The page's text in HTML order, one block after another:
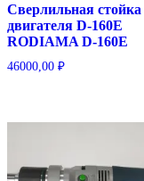
Сверлильная стойка
двигателя D-160E
RODIAMA D-160E
46000,00 ₽